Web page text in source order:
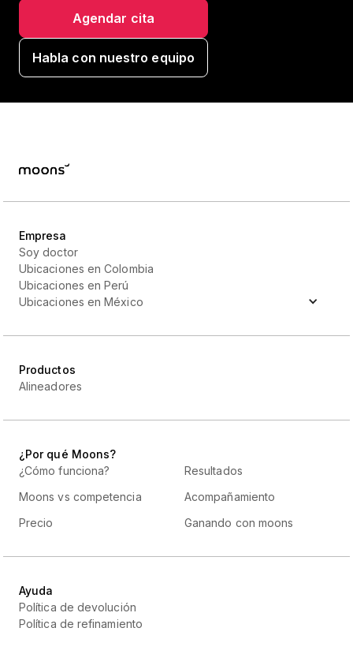
Agendar cita
Habla con nuestro equipo
Empresa
Soy doctor
Ubicaciones en Colombia
Ubicaciones en Perú
Ubicaciones en México
Productos
Alineadores
¿Por qué Moons?
¿Cómo funciona?
Moons vs competencia
Precio
Resultados
Acompañamiento
Ganando con moons
Ayuda
Política de devolución
Política de refinamiento